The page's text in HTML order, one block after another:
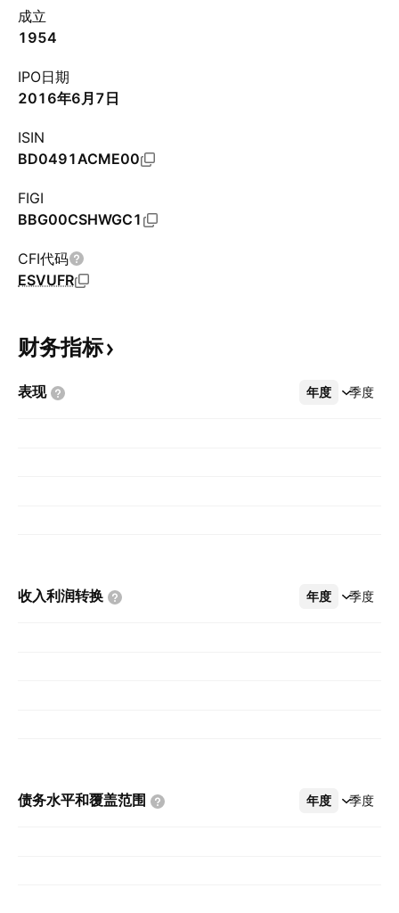
成立
1954
IPO日期
2016年6月7日
ISIN
BD0491ACME00
FIGI
BBG00CSHWGC1
CFI代码
ESVUFR
财务指标
表现 年度 季度
更多
收入利润转换 年度 季度
更多
债务水平和覆盖范围 年度 季度
更多